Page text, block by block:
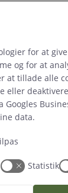
mad til 50
kr. for 100
for at
og for at
at tillade alle
eller
Googles
data.
Statistik